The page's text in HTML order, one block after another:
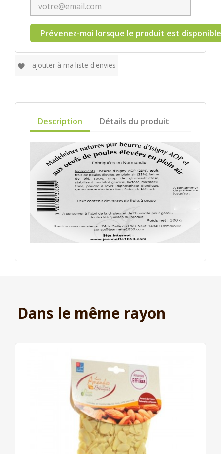
Prévenez-moi lorsque le produit est disponible
favorite ajouter à ma liste d'envies
Description Détails du produit
Dans le même rayon